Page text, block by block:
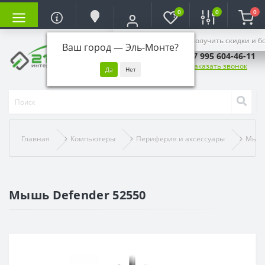
Ваш город —Эль-Монте?
Войдите, чтобы получить скидки и
0 0 0
+7 995 604-46-11
Заказать звонок
Главная Компьютеры Периферия и аксессуары
Мышь Defender 52550